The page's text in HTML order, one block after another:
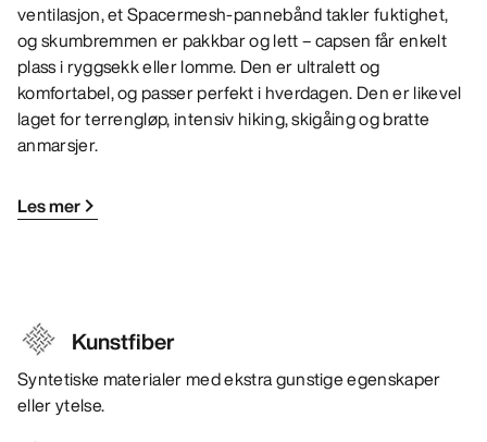
ventilasjon, et Spacermesh-pannebånd takler fuktighet,
og skumbremmen er pakkbar og lett – capsen får enkelt
plass i ryggsekk eller lomme. Den er ultralett og
komfortabel, og passer perfekt i hverdagen. Den er likevel
laget for terrengløp, intensiv hiking, skigåing og bratte
anmarsjer.
Les mer
Kunstfiber
Syntetiske materialer med ekstra gunstige egenskaper
eller ytelse.